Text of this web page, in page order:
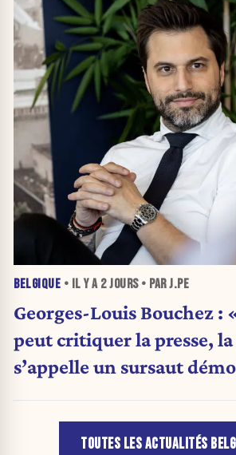
BELGIQUE • IL Y A 2 JOURS• PAR J.PE
Georges-Louis Bouchez :
peut critiquer la presse,
s’appelle un sursaut
TOUTES LES ACTUALITÉS